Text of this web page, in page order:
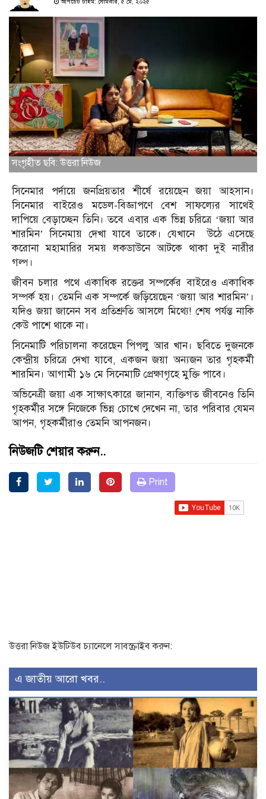
আপডেট টাইম: সোমবার, ৫ মে, ২০২৫
সংগৃহীত ছবি: উত্তরা নিউজ
সিনেমার পর্দায়ে জনপ্রিয়তার শীর্ষে রয়েছেন জয়া আহসান।
সিনেমার বাইরেও মডেল-বিজ্ঞাপণে বেশ সাফল্যের সাথেই
দাপিয়ে বেড়াচ্ছেন তিনি। তবে এবার এক ভিন্ন চরিত্রে ‘জয়া আর
শারমিন’ সিনেমায় দেখা যাবে তাকে।যেখানে উঠে এসেছে
করোনা মহামারির সময় লকডাউনে আটকে থাকা দুই নারীর
গল্প।
জীবন চলার পথে একাধিক রক্তের সম্পর্কের বাইরেও একাধিক
সম্পর্ক হয়। তেমনি এক সম্পর্কে জড়িয়েছেন ‘জয়া আর শারমিন’।
যদিও জয়া জানেন সব প্রতিশ্রুতি আসলে মিথ্যে! শেষ পর্যন্ত নাকি
কেউ পাশে থাকে না।
সিনেমাটি পরিচালনা করেছেন পিপলু আর খান। ছবিতে দুজনকে
কেন্দ্রীয় চরিত্রে দেখা যাবে, একজন জয়া অন্যজন তার গৃহকর্মী
শারমিন। আগামী ১৬ মে সিনেমাটি প্রেক্ষাগৃহে মুক্তি পাবে।
অভিনেত্রী জয়া এক সাক্ষাৎকারে জানান, ব্যক্তিগত জীবনেও তিনি
গৃহকর্মীর সঙ্গে নিজেকে ভিন্ন চোখে দেখেন না, তার পরিবার যেমন
আপন, গৃহকর্মীরাও তেমনি আপনজন।
নিউজটি শেয়ার করুন..
Print
উত্তরা নিউজ ইউটিউব চ্যানেলে সাবস্ক্রাইব করুন:
এ জাতীয় আরো খবর..